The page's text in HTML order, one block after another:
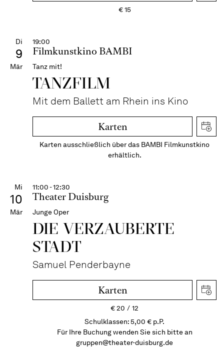
€15
Di
9
Mär
19:00
Filmkunstkino BAMBI
Tanz mit!
TANZFILM
Mit dem Ballett am Rhein ins Kino
Karten
Karten ausschließlich über das BAMBI Filmkunstkino
erhältlich.
Mi
10
Mär
11:00 - 12:30
Theater Duisburg
Junge Oper
DIE VERZAUBERTE
STADT
Samuel Penderbayne
Karten
€20
12
Schulklassen: 5,00 € p.P.
Für Ihre Buchung wenden Sie sich bitte an
gruppen@theater-duisburg.de